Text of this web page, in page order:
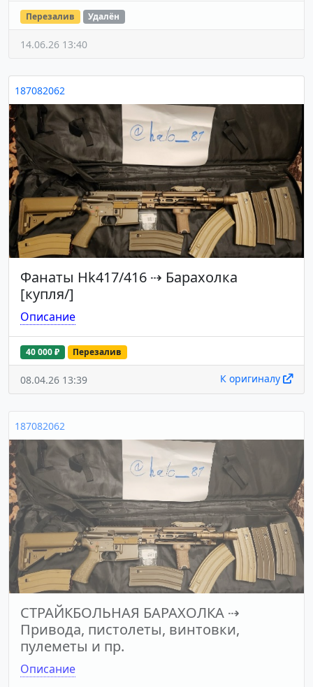
Перезалив Удалён
14.06.26 13:40
187082062
Фанаты Hk417/416 ⇢ Барахолка
[купля/]
Описание
40 000 ₽ Перезалив
08.04.26 13:39 К оригиналу
187082062
СТРАЙКБОЛЬНАЯ БАРАХОЛКА ⇢
Привода, пистолеты, винтовки,
пулеметы и пр.
Описание